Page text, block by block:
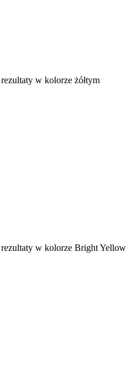
w kolorze żółtym
w kolorze Bright Yellow